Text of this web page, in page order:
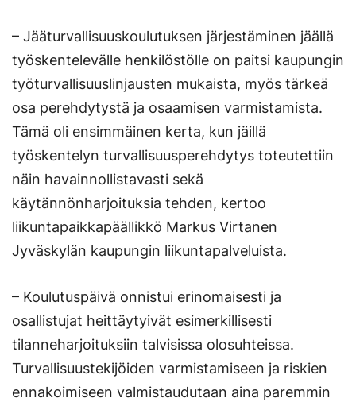
– Jääturvallisuuskoulutuksen järjestäminen jäällä
työskentelevälle henkilöstölle on paitsi kaupungin
työturvallisuuslinjausten mukaista, myös tärkeä
osa perehdytystä ja osaamisen varmistamista.
Tämä oli ensimmäinen kerta, kun jäillä
työskentelyn turvallisuusperehdytys toteutettiin
näin havainnollistavasti sekä
käytännönharjoituksia tehden, kertoo
liikuntapaikkapäällikkö Markus Virtanen
Jyväskylän kaupungin liikuntapalveluista.
– Koulutuspäivä onnistui erinomaisesti ja
osallistujat heittäytyivät esimerkillisesti
tilanneharjoituksiin talvisissa olosuhteissa.
Turvallisuustekijöiden varmistamiseen ja riskien
ennakoimiseen valmistaudutaan aina paremmin